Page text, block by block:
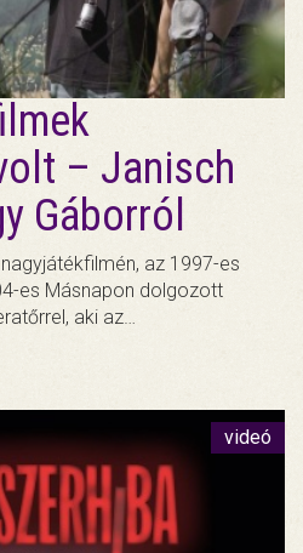
– Janisch
Gáborról
az 1997-es
es Másnapon dolgozott
aki az…
videó